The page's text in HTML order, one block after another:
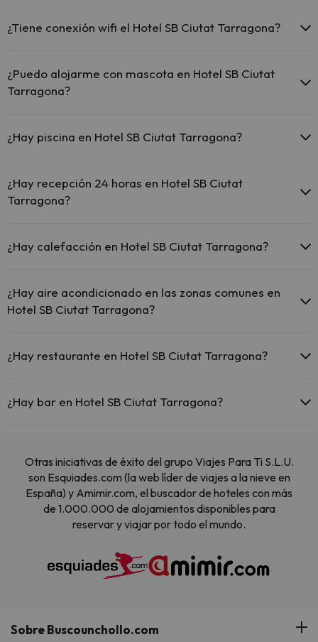
¿Tiene conexión wifi el Hotel SB Ciutat Tarragona?
hotel.
El Hotel SB Ciutat Tarragona ofrece Wi-Fi gratuito en zonas
comunes.
¿Puedo alojarme con mascota en Hotel SB Ciutat
Tarragona?
¿Hay piscina en Hotel SB Ciutat Tarragona?
de pago) Aquí tienes más info sobre la piscina y otras instalaciones.
Piscina al aire libre (temporada de verano)
¿Hay recepción 24 horas en Hotel SB Ciutat
Tarragona?
¿Hay calefacción en Hotel SB Ciutat Tarragona?
comunes.
¿Hay aire acondicionado en las zonas comunes en
Hotel SB Ciutat Tarragona?
comunes.
¿Hay restaurante en Hotel SB Ciutat Tarragona?
¿Hay bar en Hotel SB Ciutat Tarragona?
Otras iniciativas de éxito del grupo Viajes Para Ti S.L.U.
son Esquiades.com (la web líder de viajes a la nieve en
España) y Amimir.com, el buscador de hoteles con más
de 1.000.000 de alojamientos disponibles para
reservar y viajar por todo el mundo.
Sobre Buscounchollo.com